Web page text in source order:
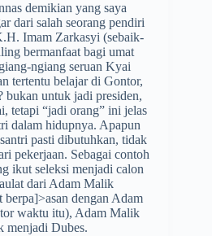
demikian yang saya
dari salah seorang pendiri
Imam Zarkasyi (sebaik-
bermanfaat bagi umat
ngiang seruan Kyai
tertentu belajar di Gontor,
bukan untuk jadi presiden,
tetapi “jadi orang” ini jelas
dalam hidupnya. Apapun
pasti dibutuhkan, tidak
pekerjaan. Sebagai contoh
ikut seleksi menjadi calon
dari Adam Malik
berpa]>asan dengan Adam
waktu itu), Adam Malik
menjadi Dubes.